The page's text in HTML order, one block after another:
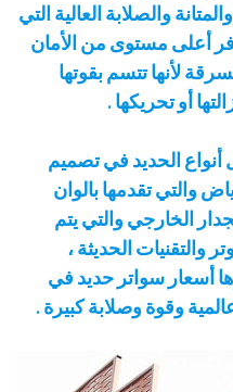
والصلابة العالية التي
أعلى مستوى من الأمان
لأنها تتسم بقوتها
أو تحريكها .
الحديد في تصميم
والتي تقدمها بالوان
الخارجي والتي يتم
والتقنيات الحديثة ،
أسعار سواتر حديد في
وقوة وصلابة كبيرة .